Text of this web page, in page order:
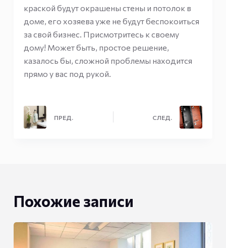
краской будут окрашены стены и потолок в
доме, его хозяева уже не будут беспокоиться
за свой бизнес. Присмотритесь к своему
дому! Может быть, простое решение,
казалось бы, сложной проблемы находится
прямо у вас под рукой.
ПРЕД. СЛЕД.
Похожие записи